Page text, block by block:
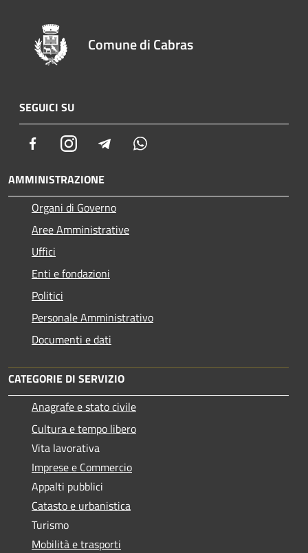
Comune di Cabras
SEGUICI SU
FacebookInstagram Telegram
AMMINISTRAZIONE
Organi di Governo
Aree Amministrative
Uffici
Enti e fondazioni
Politici
Personale Amministrativo
Documenti e dati
CATEGORIE DI SERVIZIO
Anagrafe e stato civile
Cultura e tempo libero
Vita lavorativa
Imprese e Commercio
Appalti pubblici
Catasto e urbanistica
Turismo
Mobilità e trasporti